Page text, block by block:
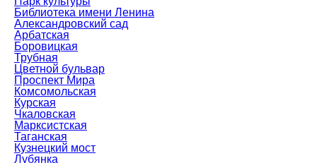
Библиотека имени Ленина
Александровский сад
Арбатская
Боровицкая
Трубная
Цветной бульвар
Проспект Мира
Комсомольская
Курская
Чкаловская
Марксистская
Таганская
Кузнецкий мост
Лубянка